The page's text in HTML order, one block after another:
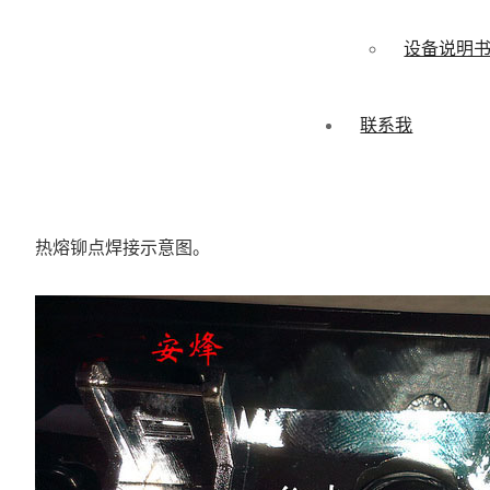
设备说明
联系我
热熔铆点焊接示意图。